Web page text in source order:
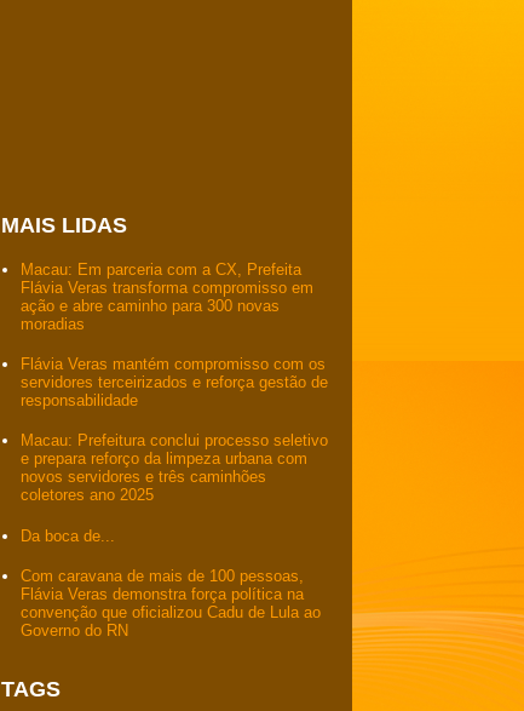
MAIS LIDAS
Macau: Em parceria com a CX, Prefeita
Flávia Veras transforma compromisso em
ação e abre caminho para 300 novas
moradias
Flávia Veras mantém compromisso com os
servidores terceirizados e reforça gestão de
responsabilidade
Macau: Prefeitura conclui processo seletivo
e prepara reforço da limpeza urbana com
novos servidores e três caminhões
coletores ano 2025
Da boca de...
Com caravana de mais de 100 pessoas,
Flávia Veras demonstra força política na
convenção que oficializou Cadu de Lula ao
Governo do RN
TAGS